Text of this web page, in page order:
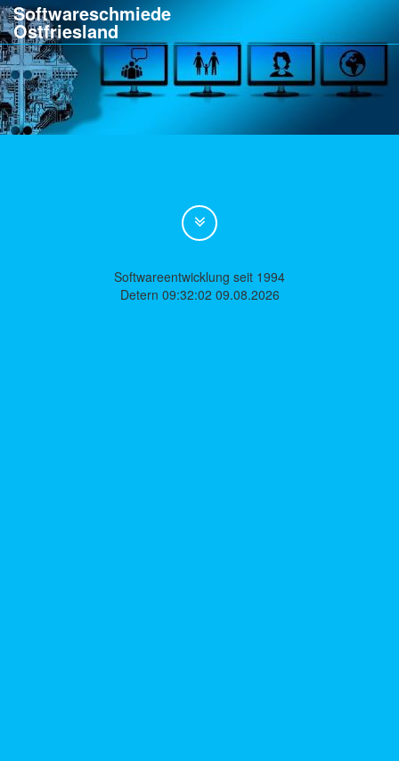
Softwareschmiede
Ostfriesland
Softwareentwicklung seit 1994
Detern 09:32:02 09.08.2026